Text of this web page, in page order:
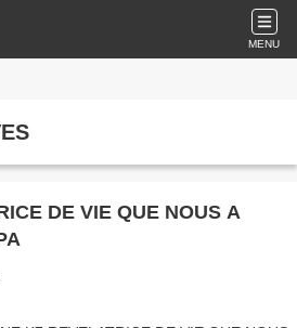
MENU
DE VIE QUE NOUS A